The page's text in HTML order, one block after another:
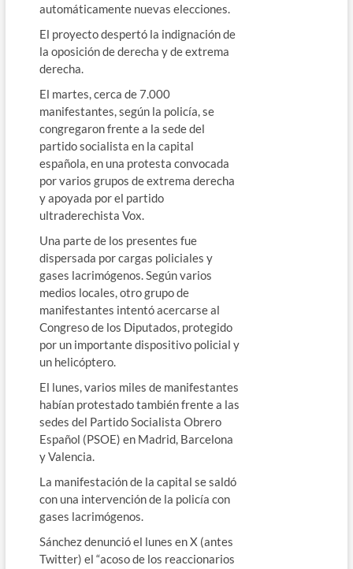
automáticamente nuevas elecciones.
El proyecto despertó la indignación de
la oposición de derecha y de extrema
derecha.
El martes, cerca de 7.000
manifestantes, según la policía, se
congregaron frente a la sede del
partido socialista en la capital
española, en una protesta convocada
por varios grupos de extrema derecha
y apoyada por el partido
ultraderechista Vox.
Una parte de los presentes fue
dispersada por cargas policiales y
gases lacrimógenos. Según varios
medios locales, otro grupo de
manifestantes intentó acercarse al
Congreso de los Diputados, protegido
por un importante dispositivo policial y
un helicóptero.
El lunes, varios miles de manifestantes
habían protestado también frente a las
sedes del Partido Socialista Obrero
Español (PSOE) en Madrid, Barcelona
y Valencia.
La manifestación de la capital se saldó
con una intervención de la policía con
gases lacrimógenos.
Sánchez denunció el lunes en X (antes
Twitter) el “acoso de los reaccionarios